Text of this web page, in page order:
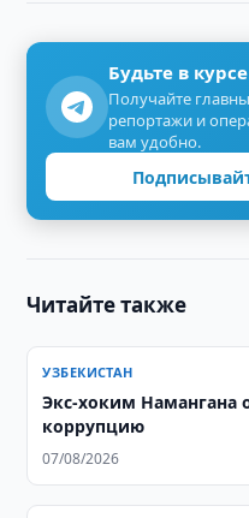
Будьте в
Получайте
репортажи и
вам удобно.
Читайте также
УЗБЕКИСТАН
​​​​​​​Экс-хоким Намангана
коррупцию
07/08/2026